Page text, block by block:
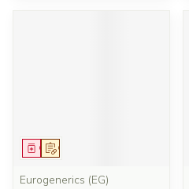
Op voorschrift
Geneesmiddel
Eurogenerics (EG)